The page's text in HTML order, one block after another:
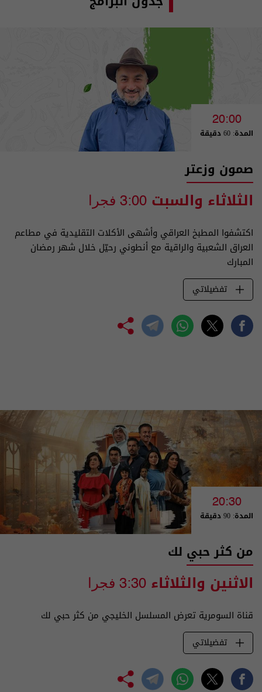
20:00
المدة: 60 دقيقة
صمون وزعتر
الثلاثاء والسبت 3:00 فجرا
اكتشفوا المطبخ العراقي وأشهى الأكلات التقليدية في مطاعم
العراق الشعبية والراقية مع أنطوني رحيّل خلال شهر رمضان
المبارك
تفضيلاتي
20:30
المدة: 90 دقيقة
من كثر حبي لك
الاثنين والثلاثاء 3:30 فجرا
قناة السومرية تعرض المسلسل الخليجي من كثر حبي لك
تفضيلاتي